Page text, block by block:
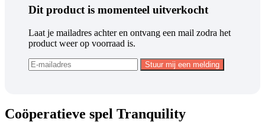
Dit product is momenteel uitverkocht
Laat je mailadres achter en ontvang een mail zodra het
product weer op voorraad is.
Coöperatieve spel Tranquility